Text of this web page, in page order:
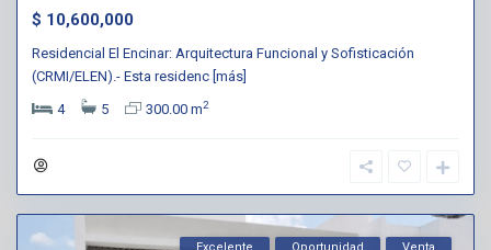
$ 10,600,000
Residencial El Encinar: Arquitectura Funcional y Sofisticación
(CRMI/ELEN).- Esta residenc [más]
4
5 300.00 m2